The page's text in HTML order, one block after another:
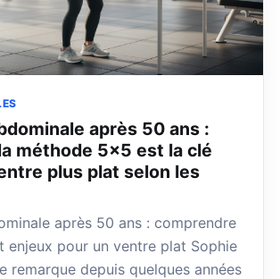
après 50 ans :
méthode 5×5 est la clé
plus plat selon les
après 50 ans : comprendre
enjeux pour un ventre plat Sophie
remarque depuis quelques années